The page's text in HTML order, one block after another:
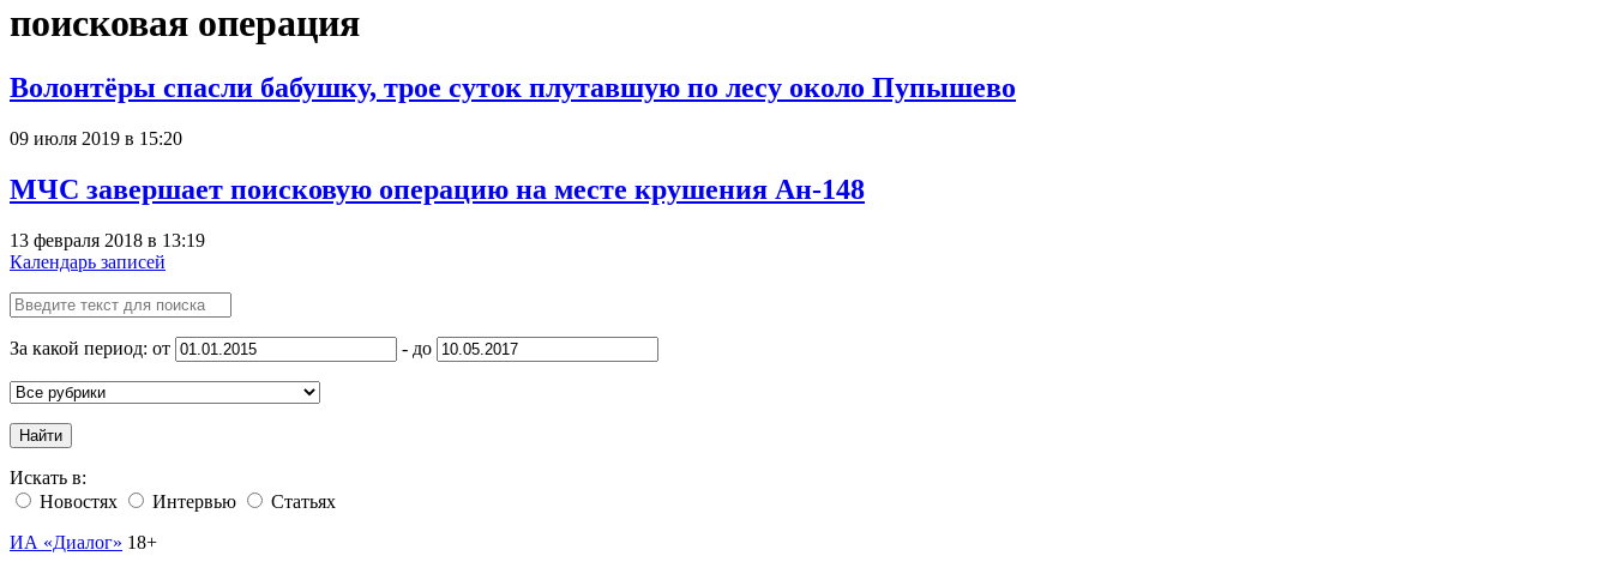
поисковая операция
Волонтёры спасли бабушку, трое суток плутавшую по лесу около Пупышево
09 июля 2019 в 15:20
МЧС завершает поисковую операцию на месте крушения Ан-148
13 февраля 2018 в 13:19
Календарь записей
За какой период: от - до
Найти
Искать в:
Новостях
Интервью
Статьях
ИА «Диалог» 18+